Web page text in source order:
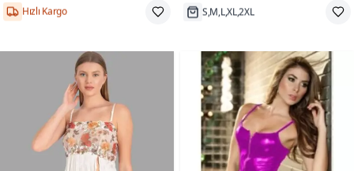
Hızlı Kargo
S,M,L,XL,2XL